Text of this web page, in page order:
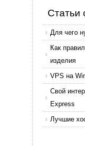
Статьи
Для чего
Как
изделия
VPS на
Свой
Express
Лучшие